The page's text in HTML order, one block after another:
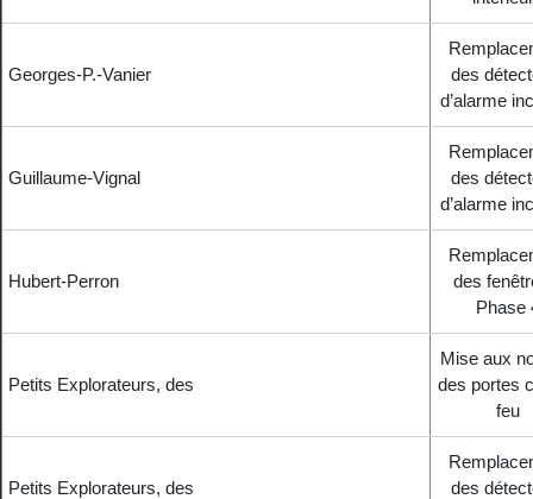
Georges-P.-Vanier
des
d’alarme
Guillaume-Vignal
des
d’alarme
Hubert-Perron
des
Phase
Petits Explorateurs, des
Mise aux
des portes
feu
Petits Explorateurs, des
des